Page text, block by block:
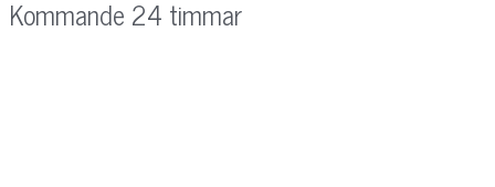
Kommande 24 timmar